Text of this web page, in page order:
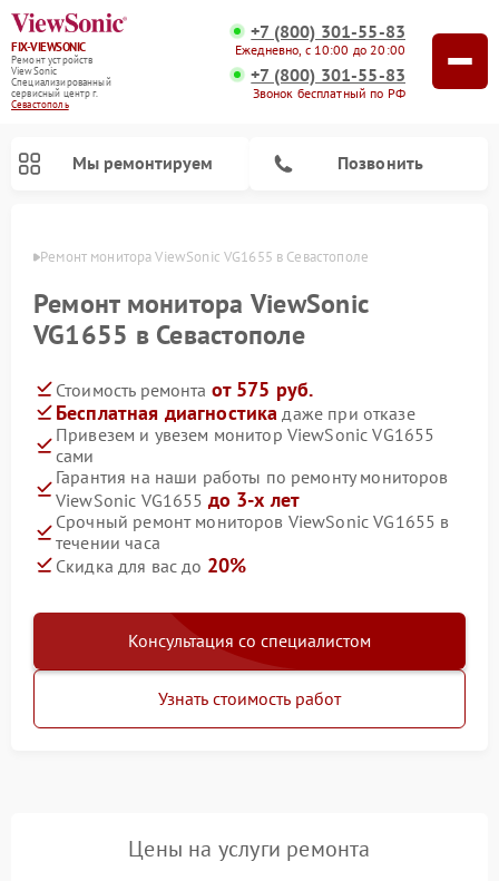
FIX-VIEWSONIC
Ремонт устройств
ViewSonic
Специализированный
cервисный центр г.
Севастополь
+7 (800) 301-55-83
Ежедневно, с 10:00 до 20:00
+7 (800) 301-55-83
Звонок бесплатный по РФ
Мы ремонтируем Позвонить
Ремонт монитора ViewSonic VG1655 в Севастополе
Ремонт монитора ViewSonic
VG1655 в Севастополе
Стоимость ремонта от 575 руб.
Бесплатная диагностика даже при отказе
Привезем и увезем монитор ViewSonic VG1655
сами
Гарантия на наши работы по ремонту мониторов
ViewSonic VG1655 до 3-х лет
Срочный ремонт мониторов ViewSonic VG1655 в
течении часа
Скидка для вас до 20%
Консультация со специалистом
Узнать стоимость работ
Цены на услуги ремонта